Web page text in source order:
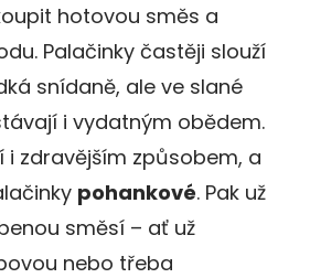
hotovou směs a
Palačinky častěji slouží
snídaně, ale ve slané
i vydatným obědem.
i zdravějším způsobem, a
pohankové. Pak už
směsí – ať už
nebo třeba